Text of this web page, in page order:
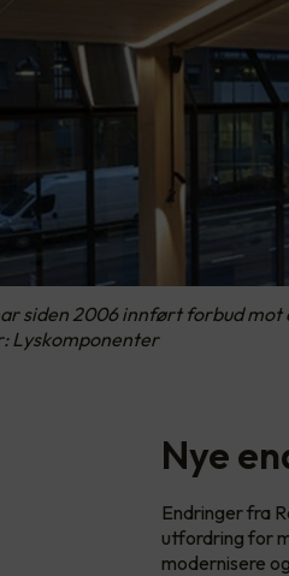
siden 2006 innført forbud
Lyskomponenter
Nye
Endringer fra
utfordring for
modernisere